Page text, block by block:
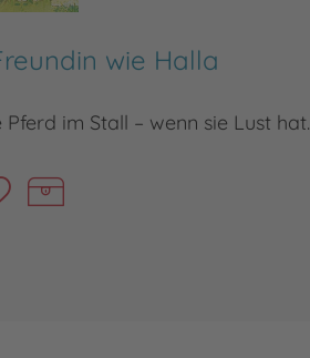
wie Halla
im Stall – wenn sie Lust hat.